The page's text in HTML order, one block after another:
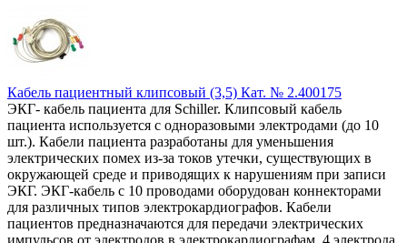
Кабель пациентный клипсовый (3,5) Кат. № 2.400175
ЭКГ- кабель пациента для Schiller. Клипсовый кабель
пациента используется с одноразовыми электродами (до 10
шт.). Кабели пациента разработаны для уменьшения
электрических помех из-за токов утечки, существующих в
окружающей среде и приводящих к нарушениям при записи
ЭКГ. ЭКГ-кабель с 10 проводами оборудован коннекторами
для различных типов электрокардиографов. Кабели
пациентов предназначаются для передачи электрических